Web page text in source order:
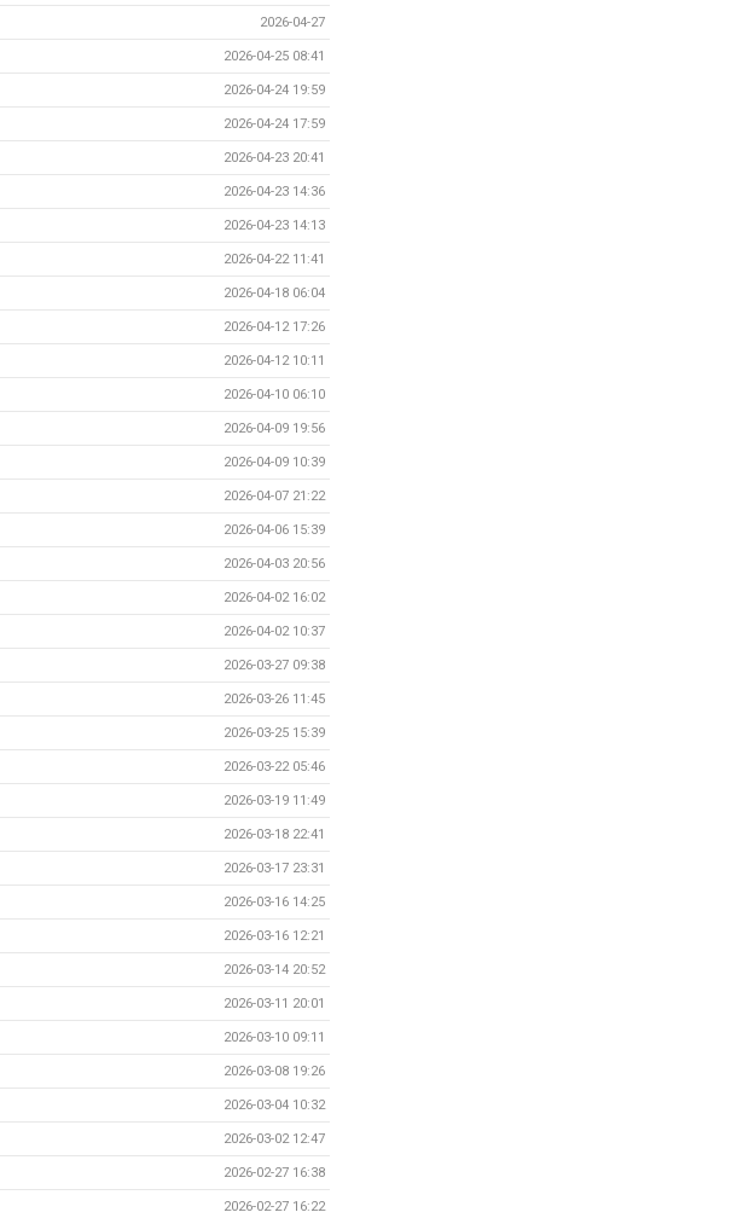
2026-04-27
2026-04-25 08:41
2026-04-24 19:59
2026-04-24 17:59
2026-04-23 20:41
2026-04-23 14:36
2026-04-23 14:13
2026-04-22 11:41
2026-04-18 06:04
2026-04-12 17:26
2026-04-12 10:11
2026-04-10 06:10
2026-04-09 19:56
2026-04-09 10:39
2026-04-07 21:22
2026-04-06 15:39
2026-04-03 20:56
2026-04-02 16:02
2026-04-02 10:37
2026-03-27 09:38
2026-03-26 11:45
2026-03-25 15:39
2026-03-22 05:46
2026-03-19 11:49
2026-03-18 22:41
2026-03-17 23:31
2026-03-16 14:25
2026-03-16 12:21
2026-03-14 20:52
2026-03-11 20:01
2026-03-10 09:11
2026-03-08 19:26
2026-03-04 10:32
2026-03-02 12:47
2026-02-27 16:38
2026-02-27 16:22